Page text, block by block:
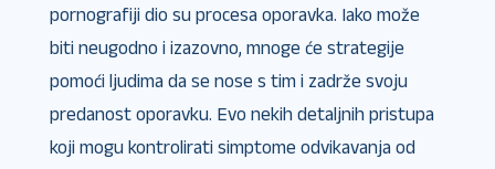
pornografiji dio su procesa oporavka. Iako može
biti neugodno i izazovno, mnoge će strategije
pomoći ljudima da se nose s tim i zadrže svoju
predanost oporavku. Evo nekih detaljnih pristupa
koji mogu kontrolirati simptome odvikavanja od